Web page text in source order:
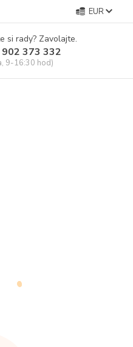
EUR
si rady? Zavolajte.
373 332
9-16:30 hod)